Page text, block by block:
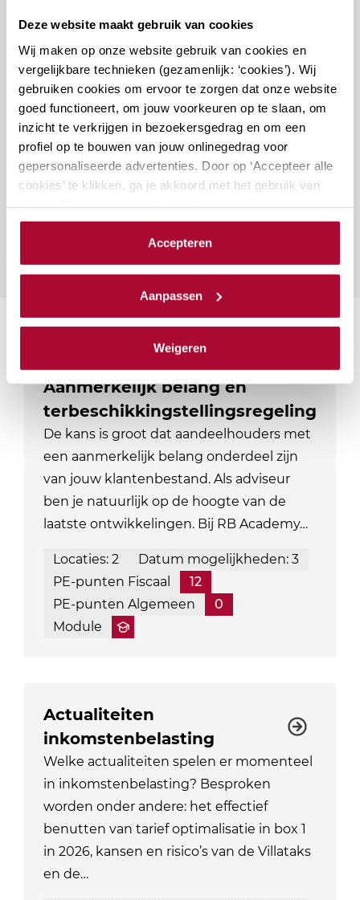
Deze website maakt gebruik van cookies
Wij maken op onze website gebruik van cookies en
vergelijkbare technieken (gezamenlijk: ‘cookies’). Wij
gebruiken cookies om ervoor te zorgen dat onze website
goed functioneert, om jouw voorkeuren op te slaan, om
inzicht te verkrijgen in bezoekersgedrag en om een
profiel op te bouwen van jouw onlinegedrag voor
gepersonaliseerde advertenties. Door op ‘Accepteer alle
cookies’ te klikken, ga je akkoord met het gebruik van
cookieverklaring.
We werken samen met23 derdendie uw gegevens
Accepteren
Aanpassen
Weigeren
Docenten
Vragen over deze cursus?
Naar vragenformulier
Aanmerkelijk belang en
terbeschikkingstellingsregeling
De kans is groot dat aandeelhouders met
een aanmerkelijk belang onderdeel zijn
van jouw klantenbestand. Als adviseur
ben je natuurlijk op de hoogte van de
laatste ontwikkelingen. Bij RB Academy…
Locaties: 2
Datum mogelijkheden: 3
PE-punten Fiscaal
12
PE-punten Algemeen
0
Module
Actualiteiten
inkomstenbelasting
Welke actualiteiten spelen er momenteel
in inkomstenbelasting? Besproken
worden onder andere: het effectief
benutten van tarief optimalisatie in box 1
in 2026, kansen en risico’s van de Villataks
en de…